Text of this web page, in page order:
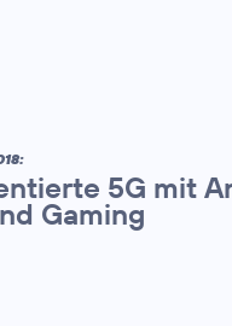
5G mit
Gaming